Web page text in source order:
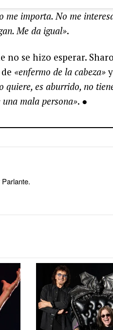
me importa. No me
Me da igual».
no se hizo esperar.
«enfermo de la cabeza»
quiere, es aburrido, no
mala persona». ●